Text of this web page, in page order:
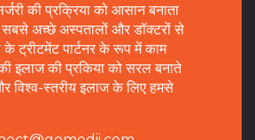
की प्रक्रिया को आसान बनाता
अच्छे अस्पतालों और डॉक्टरों से
के ट्रीटमेंट पार्टनर के रूप में काम
इलाज की प्रकिया को सरल बनाते
विश्व-स्तरीय इलाज के लिए हमसे